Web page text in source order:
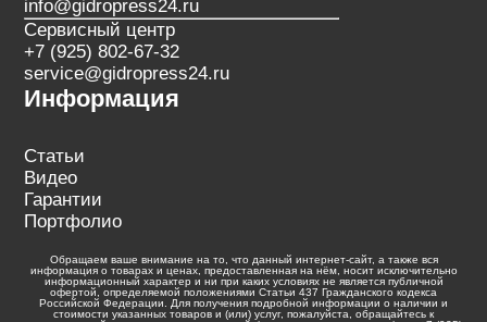
info@gidropress24.ru
Сервисный центр
+7 (925) 802-67-32
service@gidropress24.ru
Информация
Статьи
Видео
Гарантии
Портфолио
Обращаем ваше внимание на то, что данный интернет-сайт, а также вся
информация о товарах и ценах, предоставленная на нём, носит исключительно
информационный характер и ни при каких условиях не является публичной
офертой, определяемой положениями Статьи 437 Гражданского кодекса
Российской Федерации. Для получения подробной информации о наличии и
стоимости указанных товаров и (или) услуг, пожалуйста, обращайтесь к